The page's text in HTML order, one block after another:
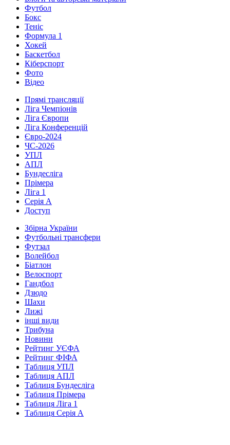
Футбол
Бокс
Теніс
Формула 1
Хокей
Баскетбол
Кіберспорт
Фото
Відео
Прямі трансляції
Ліга Чемпіонів
Ліга Європи
Ліга Конференцій
Євро-2024
ЧС-2026
УПЛ
АПЛ
Бундесліга
Прімера
Ліга 1
Серія А
Доступ
Збірна України
Футбольні трансфери
Футзал
Волейбол
Біатлон
Велоспорт
Гандбол
Дзюдо
Шахи
Лижі
інші види
Трибуна
Новини
Рейтинг УЄФА
Рейтинг ФІФА
Таблиця УПЛ
Таблиця АПЛ
Таблиця Бундесліга
Таблиця Прімера
Таблиця Ліга 1
Таблиця Серія А